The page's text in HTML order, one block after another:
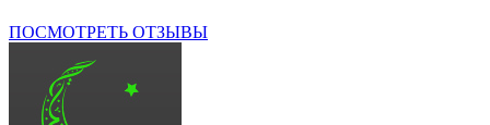
ПОСМОТРЕТЬ ОТЗЫВЫ